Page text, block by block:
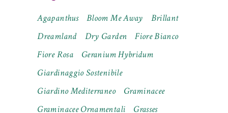
Agapanthus Bloom Me Away
Brillant
Dreamland
Dry Garden
Fiore Bianco
Fiore Rosa
Geranium Hybridum
Giardinaggio Sostenibile
Giardino Mediterraneo
Graminacee
Graminacee Ornamentali
Grasses